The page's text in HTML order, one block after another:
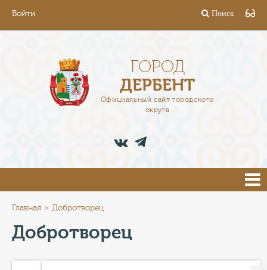
Войти Поиск
ГОРОД
ДЕРБЕНТ
Официальный сайт городского
округа
АДМИНИСТРАЦИЯ
ПРЕСС-ЦЕНТР
ТУРИСТАМ
Главная Добротворец
Добротворец